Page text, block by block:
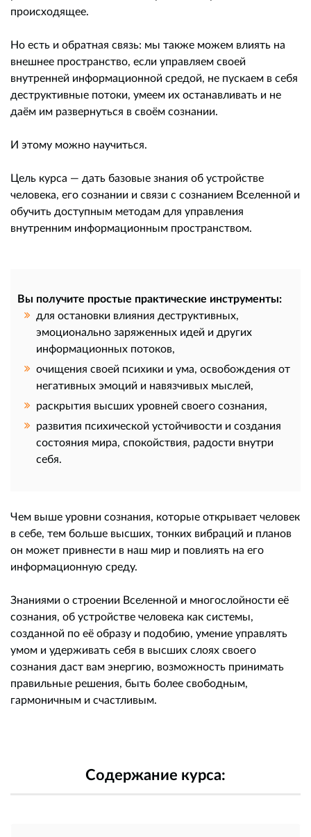
происходящее.
Но есть и обратная связь: мы также можем влиять на
внешнее пространство, если управляем своей
внутренней информационной средой, не пускаем в себя
деструктивные потоки, умеем их останавливать и не
даём им развернуться в своём сознании.
И этому можно научиться.
Цель курса — дать базовые знания об устройстве
человека, его сознании и связи с сознанием Вселенной и
обучить доступным методам для управления
внутренним информационным пространством.
Вы получите простые практические инструменты:
для остановки влияния деструктивных,
эмоционально заряженных идей и других
информационных потоков,
очищения своей психики и ума, освобождения от
негативных эмоций и навязчивых мыслей,
раскрытия высших уровней своего сознания,
развития психической устойчивости и создания
состояния мира, спокойствия, радости внутри
себя.
Чем выше уровни сознания, которые открывает человек
в себе, тем больше высших, тонких вибраций и планов
он может привнести в наш мир и повлиять на его
информационную среду.
Знаниями о строении Вселенной и многослойности её
сознания, об устройстве человека как системы,
созданной по её образу и подобию, умение управлять
умом и удерживать себя в высших слоях своего
сознания даст вам энергию, возможность принимать
правильные решения, быть более свободным,
гармоничным и счастливым.
Содержание курса: